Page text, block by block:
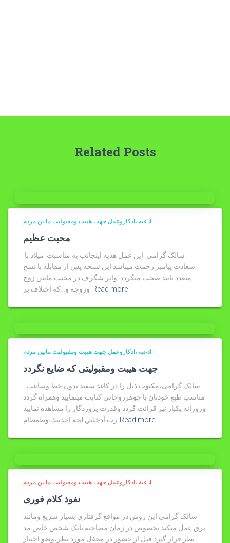
Related Posts
ادعیه ،اذکاروعمل جهت هیبت ومقبولیت مابین مردم
محبت عظیم
سعادت پیامبر رحمت میباشد این نسخه پس از مقابله با نسخ
متعدد تایید صحت میگردد واثر شگرف در محبت مابین زوج
وزوجه و…که اختلاف بر Read more
ادعیه ،اذکاروعمل جهت هیبت ومقبولیت مابین مردم
جهت هیبت ومقبولیتی که ضایع نگردد
مناسب طبع خودتان با جوهرروحانی کتابت مینمایید وهمراه گردد
وروزانه یکبار نیز قرائت گردد وقدرت پروردگار را مشاهده نمایید
رب أدخلني لجة احديتك وطمطام Read more
ادعیه ،اذکاروعمل جهت هیبت ومقبولیت مابین مردم
نفوذ کلام فوری
سالک گرامی این روش در مواقع گرفتاری بسیار سریع ومانند
برق عمل میکند بخصوص در زمان مصاحبه بایک شخص خاص مد
نظر قرار گیرد قبل از حضور در محفل مورد نظر،وضو اختیار